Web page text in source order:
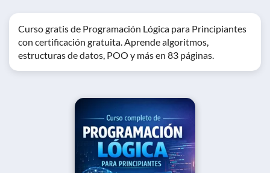
Curso gratis de Programación Lógica para Principiantes
con certificación gratuita. Aprende algoritmos,
estructuras de datos, POO y más en 83 páginas.